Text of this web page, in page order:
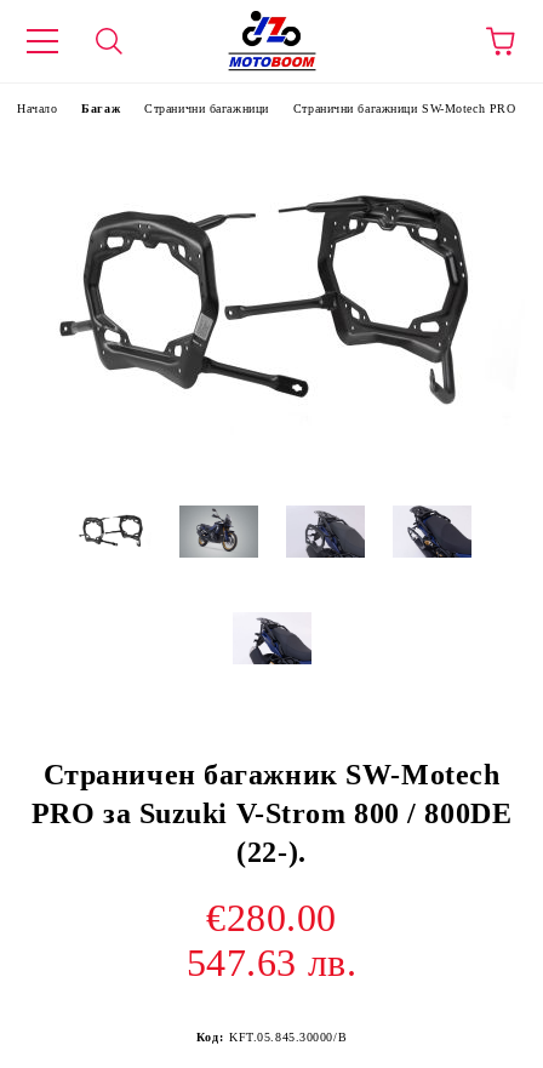
Начало Багаж Странични багажници Странични багажници SW-Motech PRO
Страничен багажник SW-Motech
PRO за Suzuki V-Strom 800 / 800DE
(22-).
€280.00
547.63 лв.
Код: KFT.05.845.30000/B